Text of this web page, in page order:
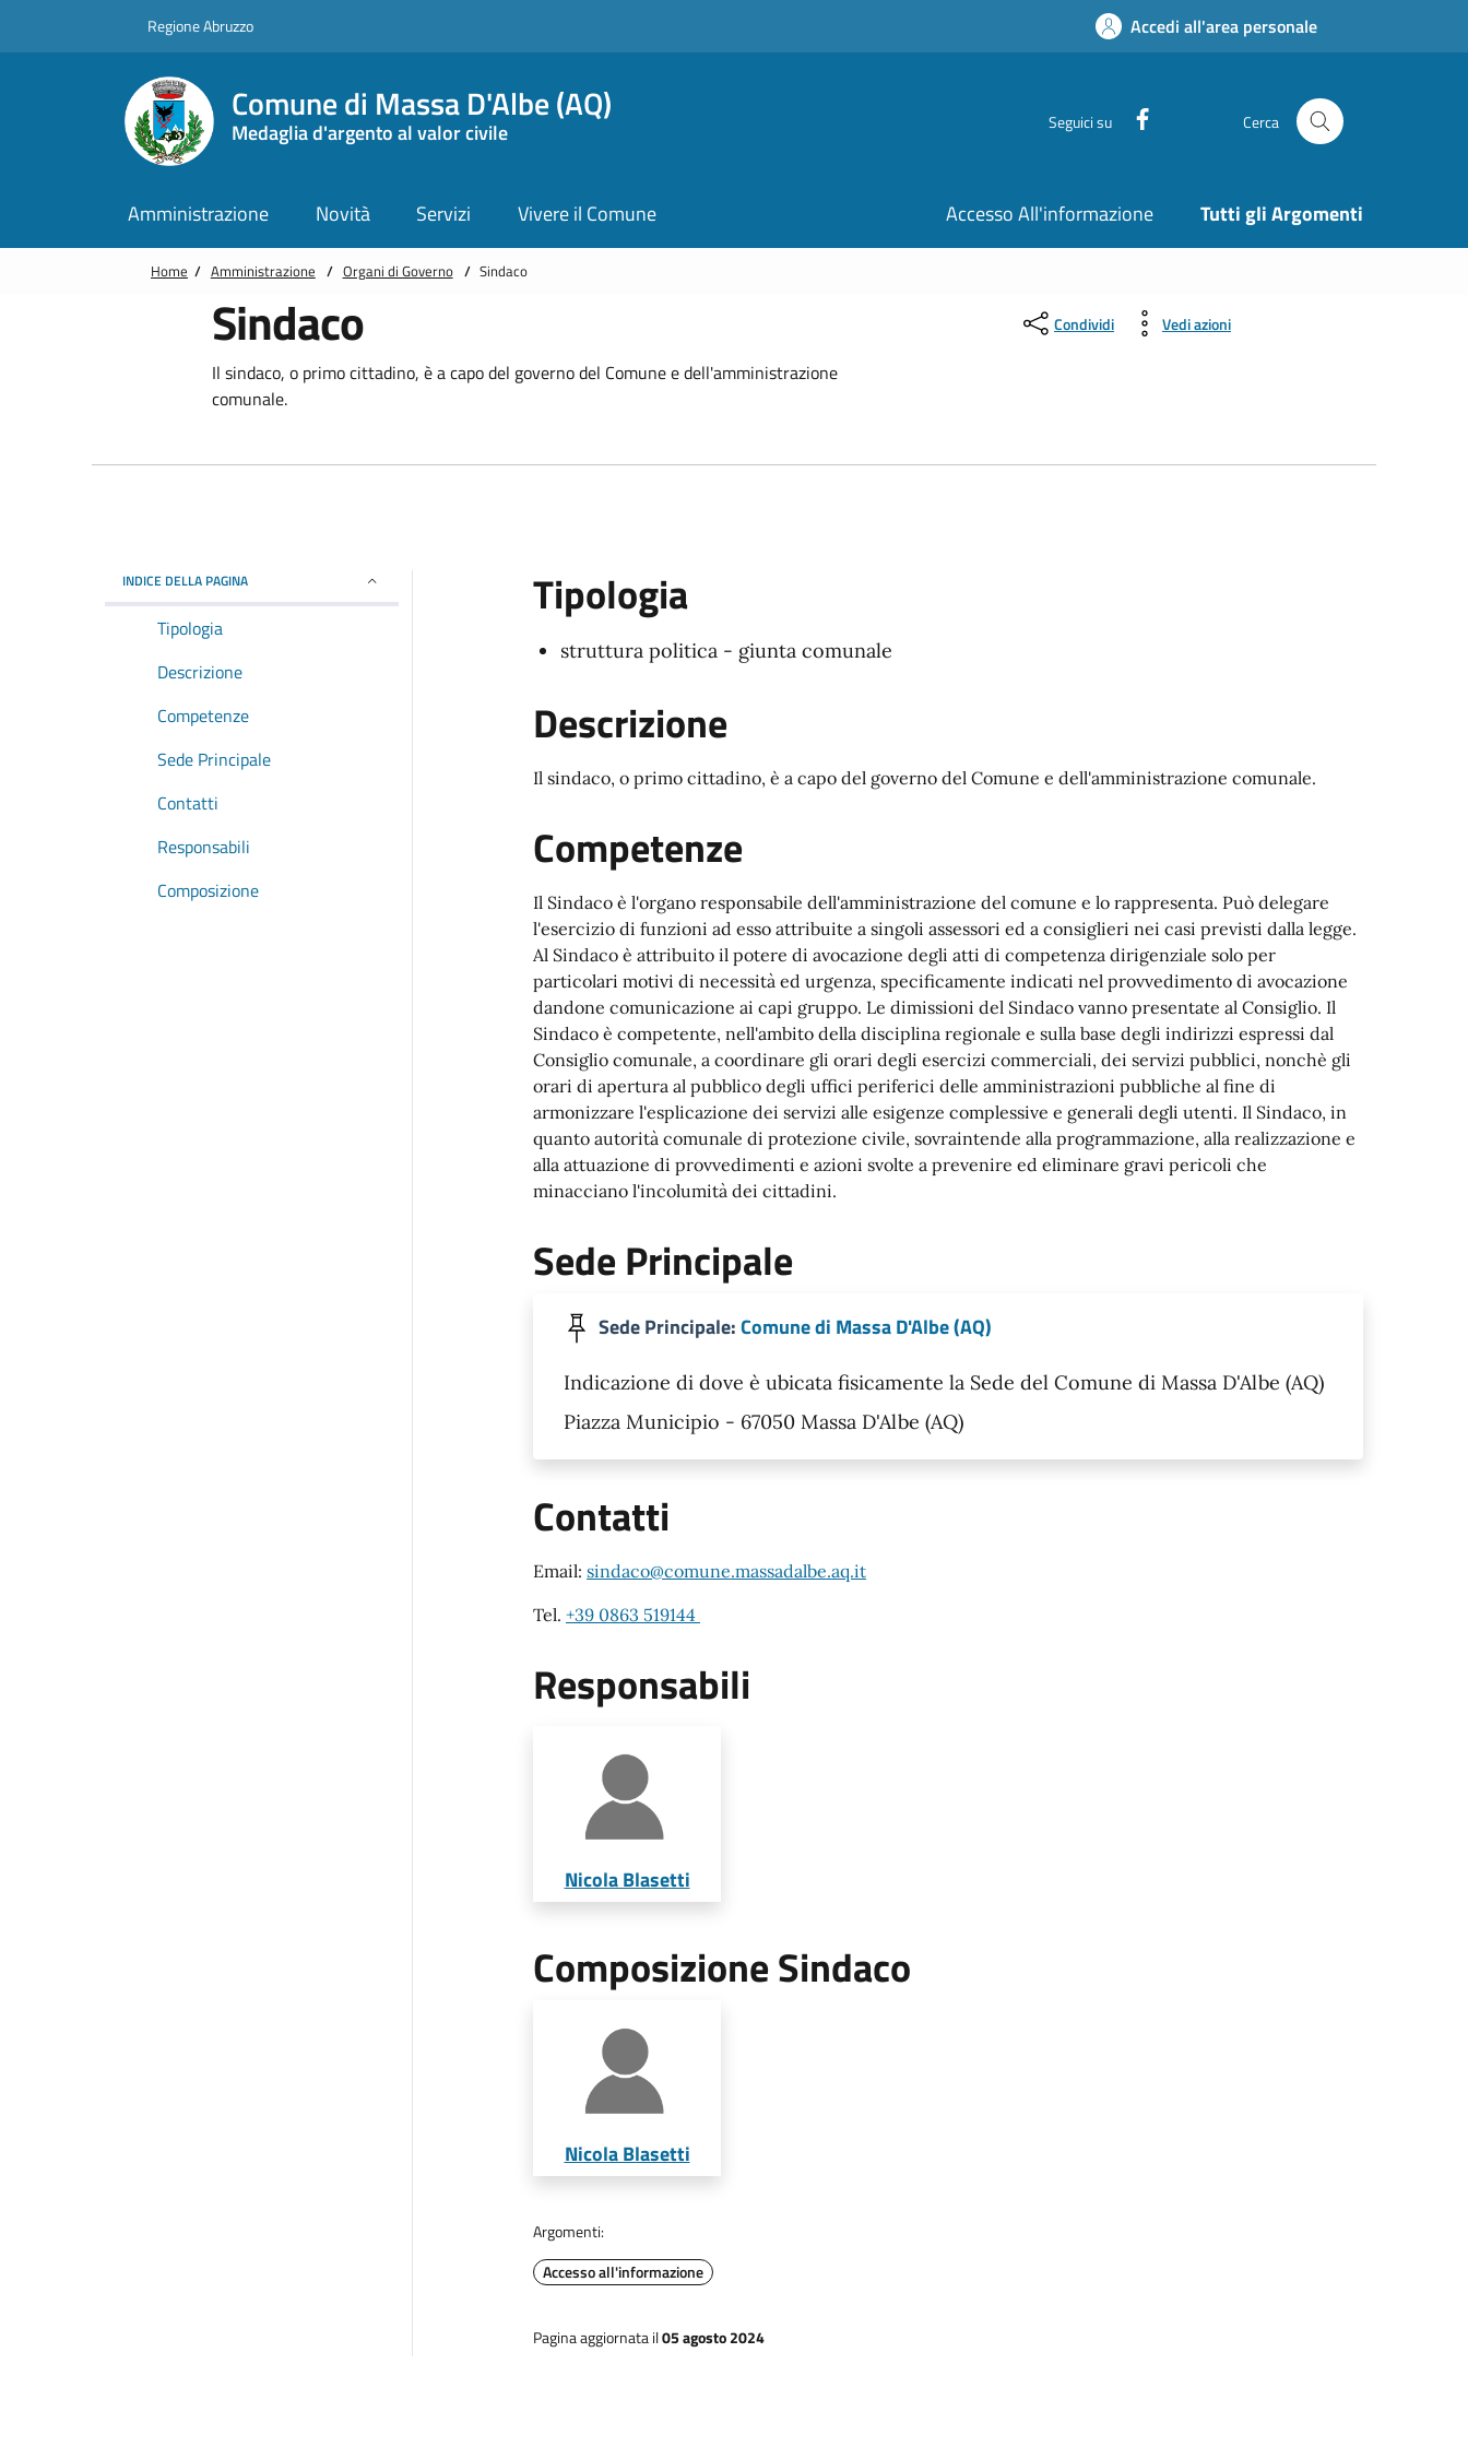
Regione Abruzzo Accedi all'area personale
Comune di Massa D'Albe (AQ)
Medaglia d'argento al valor civile Seguici su Cerca
Amministrazione Novità Servizi Vivere il Comune Accesso All'informazione Tutti gli Argomenti
Home / Amministrazione / Organi di Governo / Sindaco
Sindaco
Il sindaco, o primo cittadino, è a capo del governo del Comune e dell'amministrazione
comunale.
Condividi Vedi azioni
INDICE DELLA PAGINA
Tipologia
Descrizione
Competenze
Sede Principale
Contatti
Responsabili
Composizione
Tipologia
struttura politica - giunta comunale
Descrizione
Il sindaco, o primo cittadino, è a capo del governo del Comune e dell'amministrazione comunale.
Competenze
Il Sindaco è l'organo responsabile dell'amministrazione del comune e lo rappresenta. Può delegare
l'esercizio di funzioni ad esso attribuite a singoli assessori ed a consiglieri nei casi previsti dalla legge.
Al Sindaco è attribuito il potere di avocazione degli atti di competenza dirigenziale solo per
particolari motivi di necessità ed urgenza, specificamente indicati nel provvedimento di avocazione
dandone comunicazione ai capi gruppo. Le dimissioni del Sindaco vanno presentate al Consiglio. Il
Sindaco è competente, nell'ambito della disciplina regionale e sulla base degli indirizzi espressi dal
Consiglio comunale, a coordinare gli orari degli esercizi commerciali, dei servizi pubblici, nonchè gli
orari di apertura al pubblico degli uffici periferici delle amministrazioni pubbliche al fine di
armonizzare l'esplicazione dei servizi alle esigenze complessive e generali degli utenti. Il Sindaco, in
quanto autorità comunale di protezione civile, sovraintende alla programmazione, alla realizzazione e
alla attuazione di provvedimenti e azioni svolte a prevenire ed eliminare gravi pericoli che
minacciano l'incolumità dei cittadini.
Sede Principale
Sede Principale:Comune di Massa D'Albe (AQ)
Indicazione di dove è ubicata fisicamente la Sede del Comune di Massa D'Albe (AQ)
Piazza Municipio - 67050 Massa D'Albe (AQ)
Contatti
Email: sindaco@comune.massadalbe.aq.it
Tel. +39 0863 519144
Responsabili
Nicola Blasetti
Composizione Sindaco
Nicola Blasetti
Argomenti:
Accesso all'informazione
Pagina aggiornata il05 agosto 2024